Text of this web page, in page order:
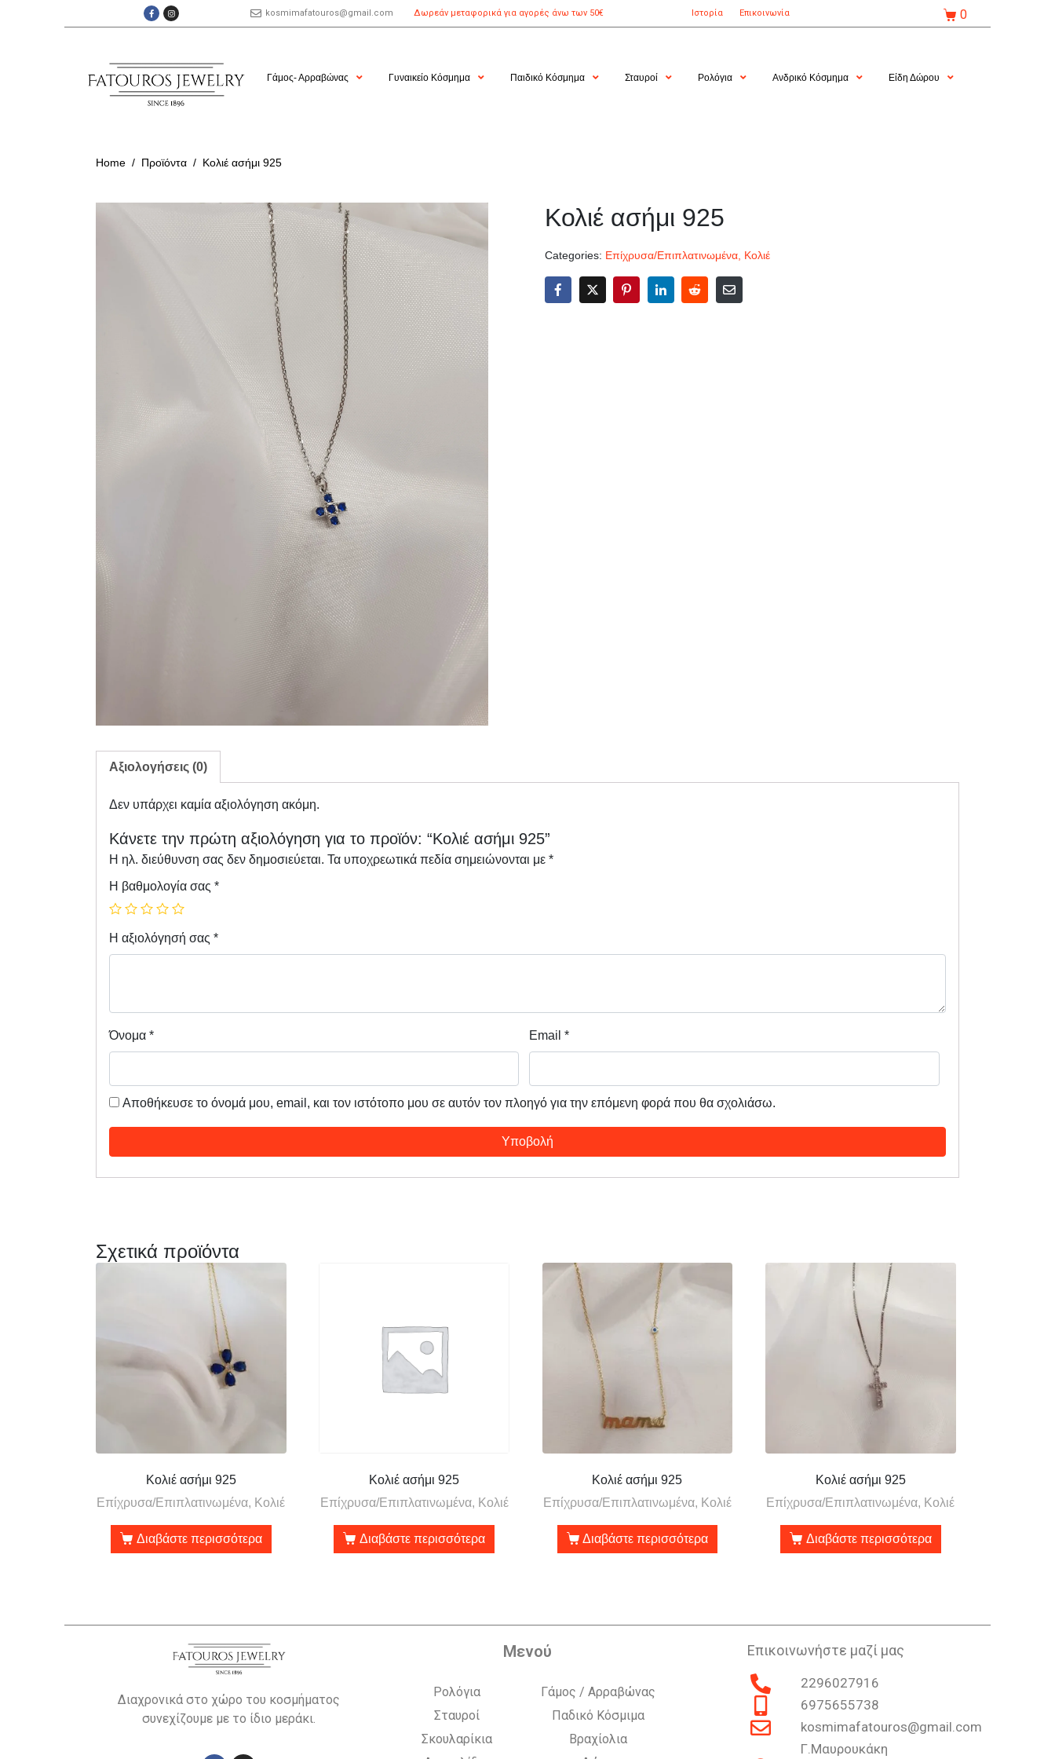
kosmimafatouros@gmail.com Δωρεάν μεταφορικά για αγορές άνω των 50€ Ιστορία Επικοινωνία 0
Γάμος- Αρραβώνας Γυναικείο Κόσμημα Παιδικό Κόσμημα Σταυροί Ρολόγια Ανδρικό Κόσμημα Είδη Δώρου
Home Προϊόντα Κολιέ ασήμι 925
Κολιέ ασήμι 925
Categories: Επίχρυσα/Επιπλατινωμένα Κολιέ
Αξιολογήσεις (0)
Δεν υπάρχει καμία αξιολόγηση ακόμη.
Κάνετε την πρώτη αξιολόγηση για το προϊόν: “Κολιέ ασήμι 925”
Η ηλ. διεύθυνση σας δεν δημοσιεύεται. Τα υποχρεωτικά πεδία σημειώνονται με *
Η βαθμολογία σας *
Η αξιολόγησή σας *
Όνομα * Email*
Αποθήκευσε το όνομά μου, email, και τον ιστότοπο μου σε αυτόν τον πλοηγό για την επόμενη φορά που θα σχολιάσω.
Σχετικά προϊόντα
Κολιέ ασήμι 925
Επίχρυσα/Επιπλατινωμένα, Κολιέ
Διαβάστε περισσότερα
Κολιέ ασήμι 925
Επίχρυσα/Επιπλατινωμένα, Κολιέ
Διαβάστε περισσότερα
Κολιέ ασήμι 925
Επίχρυσα/Επιπλατινωμένα, Κολιέ
Διαβάστε περισσότερα
Κολιέ ασήμι 925
Επίχρυσα/Επιπλατινωμένα, Κολιέ
Διαβάστε περισσότερα
Διαχρονικά στο χώρο του κοσμήματος
συνεχίζουμε με το ίδιο μεράκι.
Μενού
Ρολόγια
Σταυροί
Σκουλαρίκια
Γάμος / Αρραβώνας
Παδικό Κόσμιμα
Βραχίολια
Επικοινωνήστε μαζί μας
2296027916
6975655738
kosmimafatouros@gmail.com
Γ.Μαυρουκάκη